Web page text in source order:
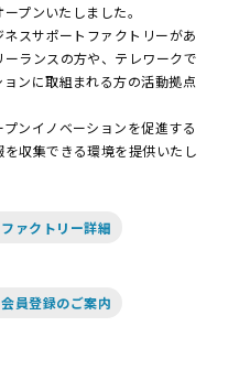
プンいたしました。
スサポートファクトリーがあ
ランスの方や、テレワークで
ンに取組まれる方の活動拠点
ンイノベーションを促進する
収集できる環境を提供いたし
ファクトリー詳細
会員登録のご案内